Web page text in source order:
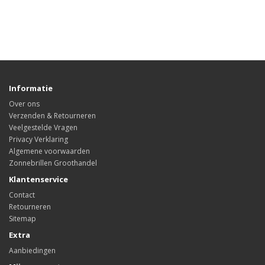
Informatie
Over ons
Verzenden & Retourneren
Veelgestelde Vragen
Privacy Verklaring
Algemene voorwaarden
Zonnebrillen Groothandel
Klantenservice
Contact
Retourneren
Sitemap
Extra
Aanbiedingen